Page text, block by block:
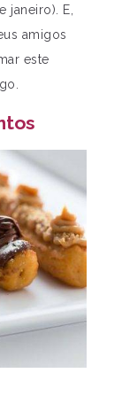
janeiro). E,
amigos
este